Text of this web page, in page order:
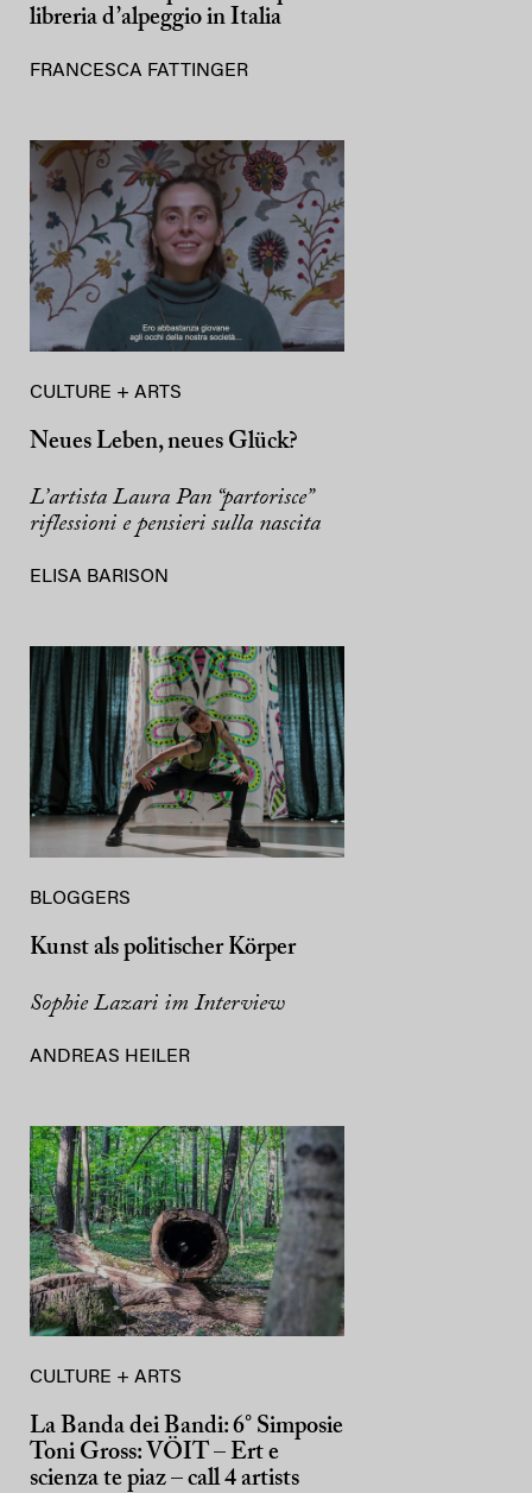
libreria d’alpeggio in Italia
FRANCESCA FATTINGER
CULTURE + ARTS
Neues Leben, neues Glück?
L’artista Laura Pan “partorisce”
riflessioni e pensieri sulla nascita
ELISA BARISON
BLOGGERS
Kunst als politischer Körper
Sophie Lazari im Interview
ANDREAS HEILER
CULTURE + ARTS
La Banda dei Bandi: 6° Simposie
Toni Gross: VÖIT – Ert e
scienza te piaz – call 4 artists